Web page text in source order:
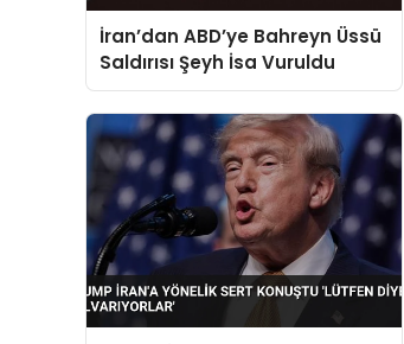
İran’dan ABD’ye Bahreyn Üssü
Saldırısı Şeyh İsa Vuruldu